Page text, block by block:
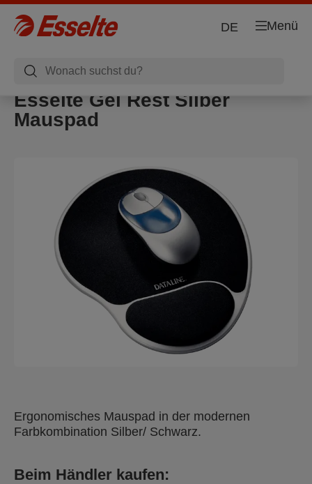
Menü
DE
Esselte Gel Rest Silber
Mauspad
Ergonomisches Mauspad in der modernen
Farbkombination Silber/ Schwarz.
Beim Händler kaufen: